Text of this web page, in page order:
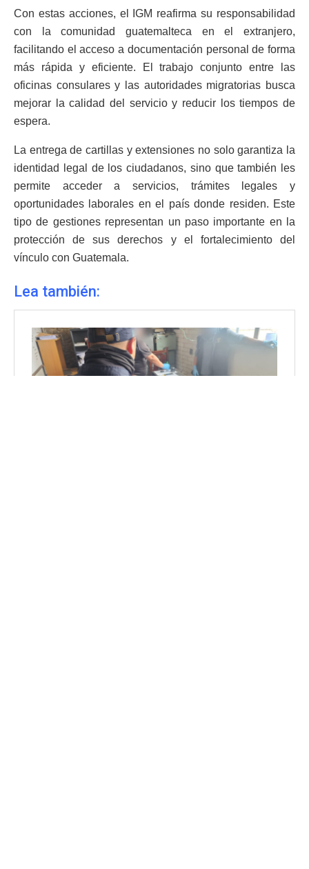
Con estas acciones, el IGM reafirma su responsabilidad
con la comunidad guatemalteca en el extranjero,
facilitando el acceso a documentación personal de forma
más rápida y eficiente. El trabajo conjunto entre las
oficinas consulares y las autoridades migratorias busca
mejorar la calidad del servicio y reducir los tiempos de
espera.
La entrega de cartillas y extensiones no solo garantiza la
identidad legal de los ciudadanos, sino que también les
permite acceder a servicios, trámites legales y
oportunidades laborales en el país donde residen. Este
tipo de gestiones representan un paso importante en la
protección de sus derechos y el fortalecimiento del
vínculo con Guatemala.
Lea también: